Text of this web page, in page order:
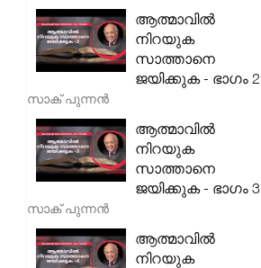
ആത്മാവിൽ
നിറയുക
സാത്താനെ
ജയിക്കുക - ഭാഗം 2
സാക് പുന്നൻ
ആത്മാവിൽ
നിറയുക
സാത്താനെ
ജയിക്കുക - ഭാഗം 3
സാക് പുന്നൻ
ആത്മാവിൽ
നിറയുക